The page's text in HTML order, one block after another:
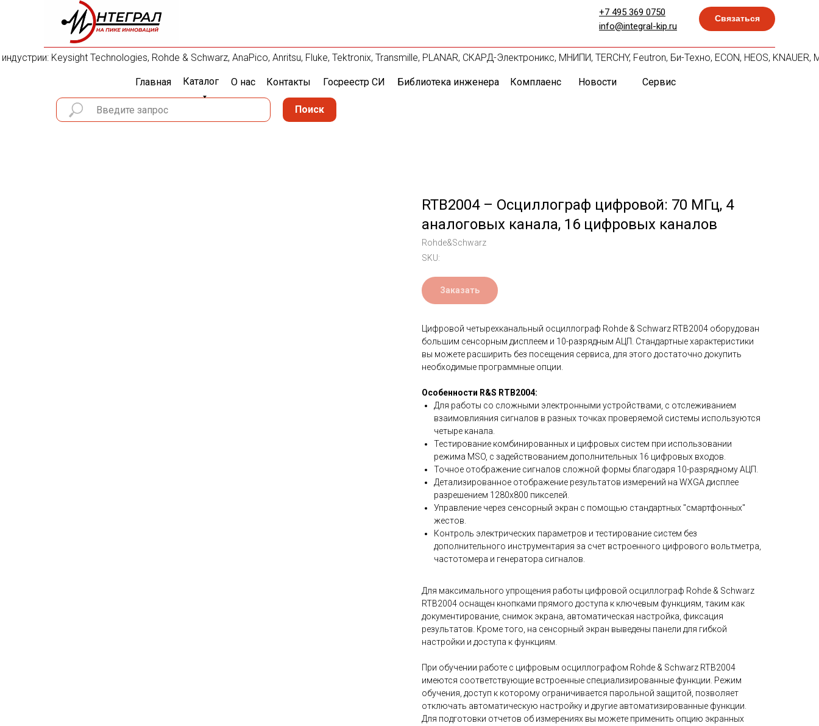
Связаться
+7 495 369 0750
info@integral-kip.ru
Keysight Technologies, Rohde & Schwarz, AnaPico, Anritsu, Fluke, Tektronix, Transmille, PLANAR, СКАРД-Электроникс, МНИПИ, TERCHY, Feutron, Би-Техно, ECON, HEOS, KNAUER,
Главная Каталог О нас Контакты Госреестр СИ Библиотека инженера Комплаенс Новости Сервис
Поиск
RTB2004 – Осциллограф цифровой: 70 МГц, 4
аналоговых канала, 16 цифровых каналов
Rohde&Schwarz
SKU:
Заказать
Цифровой четырехканальный осциллограф Rohde & Schwarz RTB2004 оборудован
большим сенсорным дисплеем и 10-разрядным АЦП. Стандартные характеристики
вы можете расширить без посещения сервиса, для этого достаточно докупить
необходимые программные опции.
Особенности R&S RTB2004:
Для работы со сложными электронными устройствами, с отслеживанием
взаимовлияния сигналов в разных точках проверяемой системы используются
четыре канала.
Тестирование комбинированных и цифровых систем при использовании
режима MSO, с задействованием дополнительных 16 цифровых входов.
Точное отображение сигналов сложной формы благодаря 10-разрядному АЦП.
Детализированное отображение результатов измерений на WXGA дисплее
разрешением 1280х800 пикселей.
Управление через сенсорный экран с помощью стандартных "смартфонных"
жестов.
Контроль электрических параметров и тестирование систем без
дополнительного инструментария за счет встроенного цифрового вольтметра,
частотомера и генератора сигналов.
Для максимального упрощения работы цифровой осциллограф Rohde & Schwarz
RTB2004 оснащен кнопками прямого доступа к ключевым функциям, таким как
документирование, снимок экрана, автоматическая настройка, фиксация
результатов. Кроме того, на сенсорный экран выведены панели для гибкой
настройки и доступа к функциям.
При обучении работе с цифровым осциллографом Rohde & Schwarz RTB2004
имеются соответствующие встроенные специализированные функции. Режим
обучения, доступ к которому ограничивается парольной защитой, позволяет
отключать автоматическую настройку и другие автоматизированные функции.
Для подготовки отчетов об измерениях вы можете применить опцию экранных